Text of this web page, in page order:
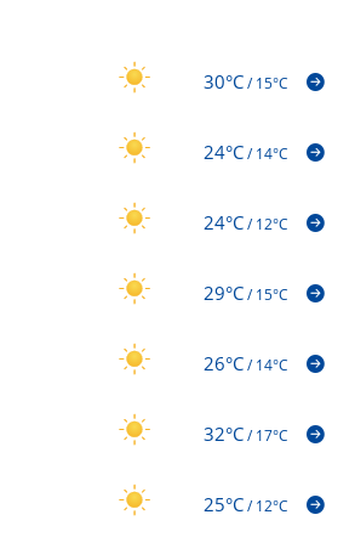
30°C/15°C
24°C/14°C
24°C/12°C
29°C/15°C
26°C/14°C
32°C/17°C
25°C/12°C